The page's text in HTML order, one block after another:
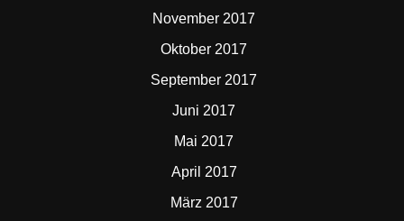
November 2017
Oktober 2017
September 2017
Juni 2017
Mai 2017
April 2017
März 2017